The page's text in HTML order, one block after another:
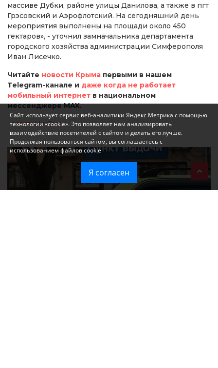
массиве Дубки, районе улицы Данилова, а также в пгт
Грэсовский и Аэрофлотский. На сегодняшний день
мероприятия выполнены на площади около 450
гектаров», - уточнил замначальника департамента
городского хозяйства администрации Симферополя
Иван Лисечко.
Читайте новости Крыма первыми в нашем
Telegram-канале и даже когда не работает
мобильный интернет в национальном
мессенджере MAX.
Новости МирТесен
Сайт использует сервис веб-аналитики Яндекс Метрика с помощью
технологии «cookie». Это позволяет нам анализировать
взаимодействие посетителей с сайтом и делать его лучше.
Продолжая пользоваться сайтом, вы соглашаетесь с
использованием файлов cookie
Я согласен